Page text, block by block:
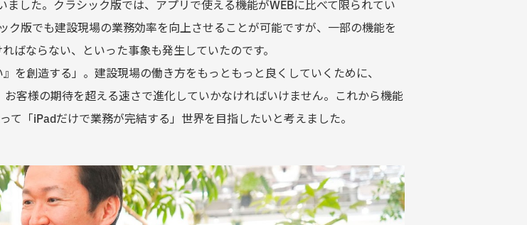
ました。クラシック版では、アプリで使える機能がWEBに比べて限られてい
版でも建設現場の業務効率を向上させることが可能ですが、一部の機能を
ばならない、といった事象も発生していたのです。
を創造する」。建設現場の働き方をもっともっと良くしていくために、
客様の期待を超える速さで進化していかなければいけません。これから機能
「iPadだけで業務が完結する」世界を目指したいと考えました。